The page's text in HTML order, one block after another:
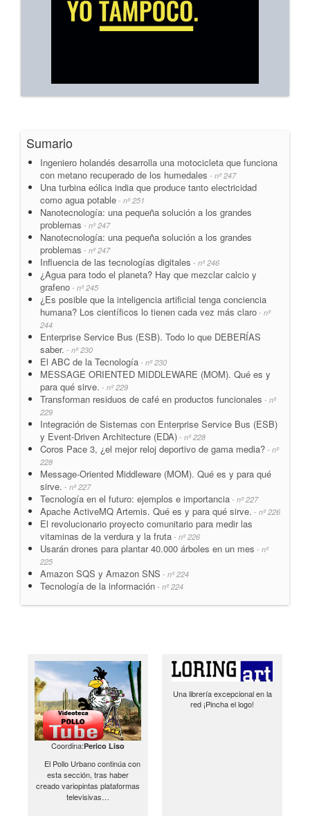
Sumario
Ingeniero holandés desarrolla una motocicleta que funciona
con metano recuperado de los humedales - nº 247
Una turbina eólica india que produce tanto electricidad
como agua potable - nº 251
Nanotecnología: una pequeña solución a los grandes
problemas - nº 247
Nanotecnología: una pequeña solución a los grandes
problemas - nº 247
Influencia de las tecnologías digitales - nº 246
¿Agua para todo el planeta? Hay que mezclar calcio y
grafeno - nº 245
¿Es posible que la inteligencia artificial tenga conciencia
humana? Los científicos lo tienen cada vez más claro - nº
244
Enterprise Service Bus (ESB). Todo lo que DEBERÍAS
saber. - nº 230
El ABC de la Tecnología - nº 230
MESSAGE ORIENTED MIDDLEWARE (MOM). Qué es y
para qué sirve. - nº 229
Transforman residuos de café en productos funcionales - nº
229
Integración de Sistemas con Enterprise Service Bus (ESB)
y Event-Driven Architecture (EDA) - nº 228
Coros Pace 3, ¿el mejor reloj deportivo de gama media? - nº
228
Message-Oriented Middleware (MOM). Qué es y para qué
sirve. - nº 227
Tecnología en el futuro: ejemplos e importancia - nº 227
Apache ActiveMQ Artemis. Qué es y para qué sirve. - nº 226
El revolucionario proyecto comunitario para medir las
vitaminas de la verdura y la fruta - nº 226
Usarán drones para plantar 40.000 árboles en un mes - nº
225
Amazon SQS y Amazon SNS - nº 224
Tecnología de la información - nº 224
Coordina:Perico Liso
El Pollo Urbano continúa con
esta sección, tras haber
creado variopintas plataformas
televisivas…
Una librería excepcional en la
red ¡Pincha el logo!